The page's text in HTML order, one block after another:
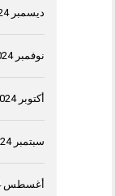
ديسمبر 2024
نوفمبر 2024
أكتوبر 2024
سبتمبر 2024
أغسطس 2024